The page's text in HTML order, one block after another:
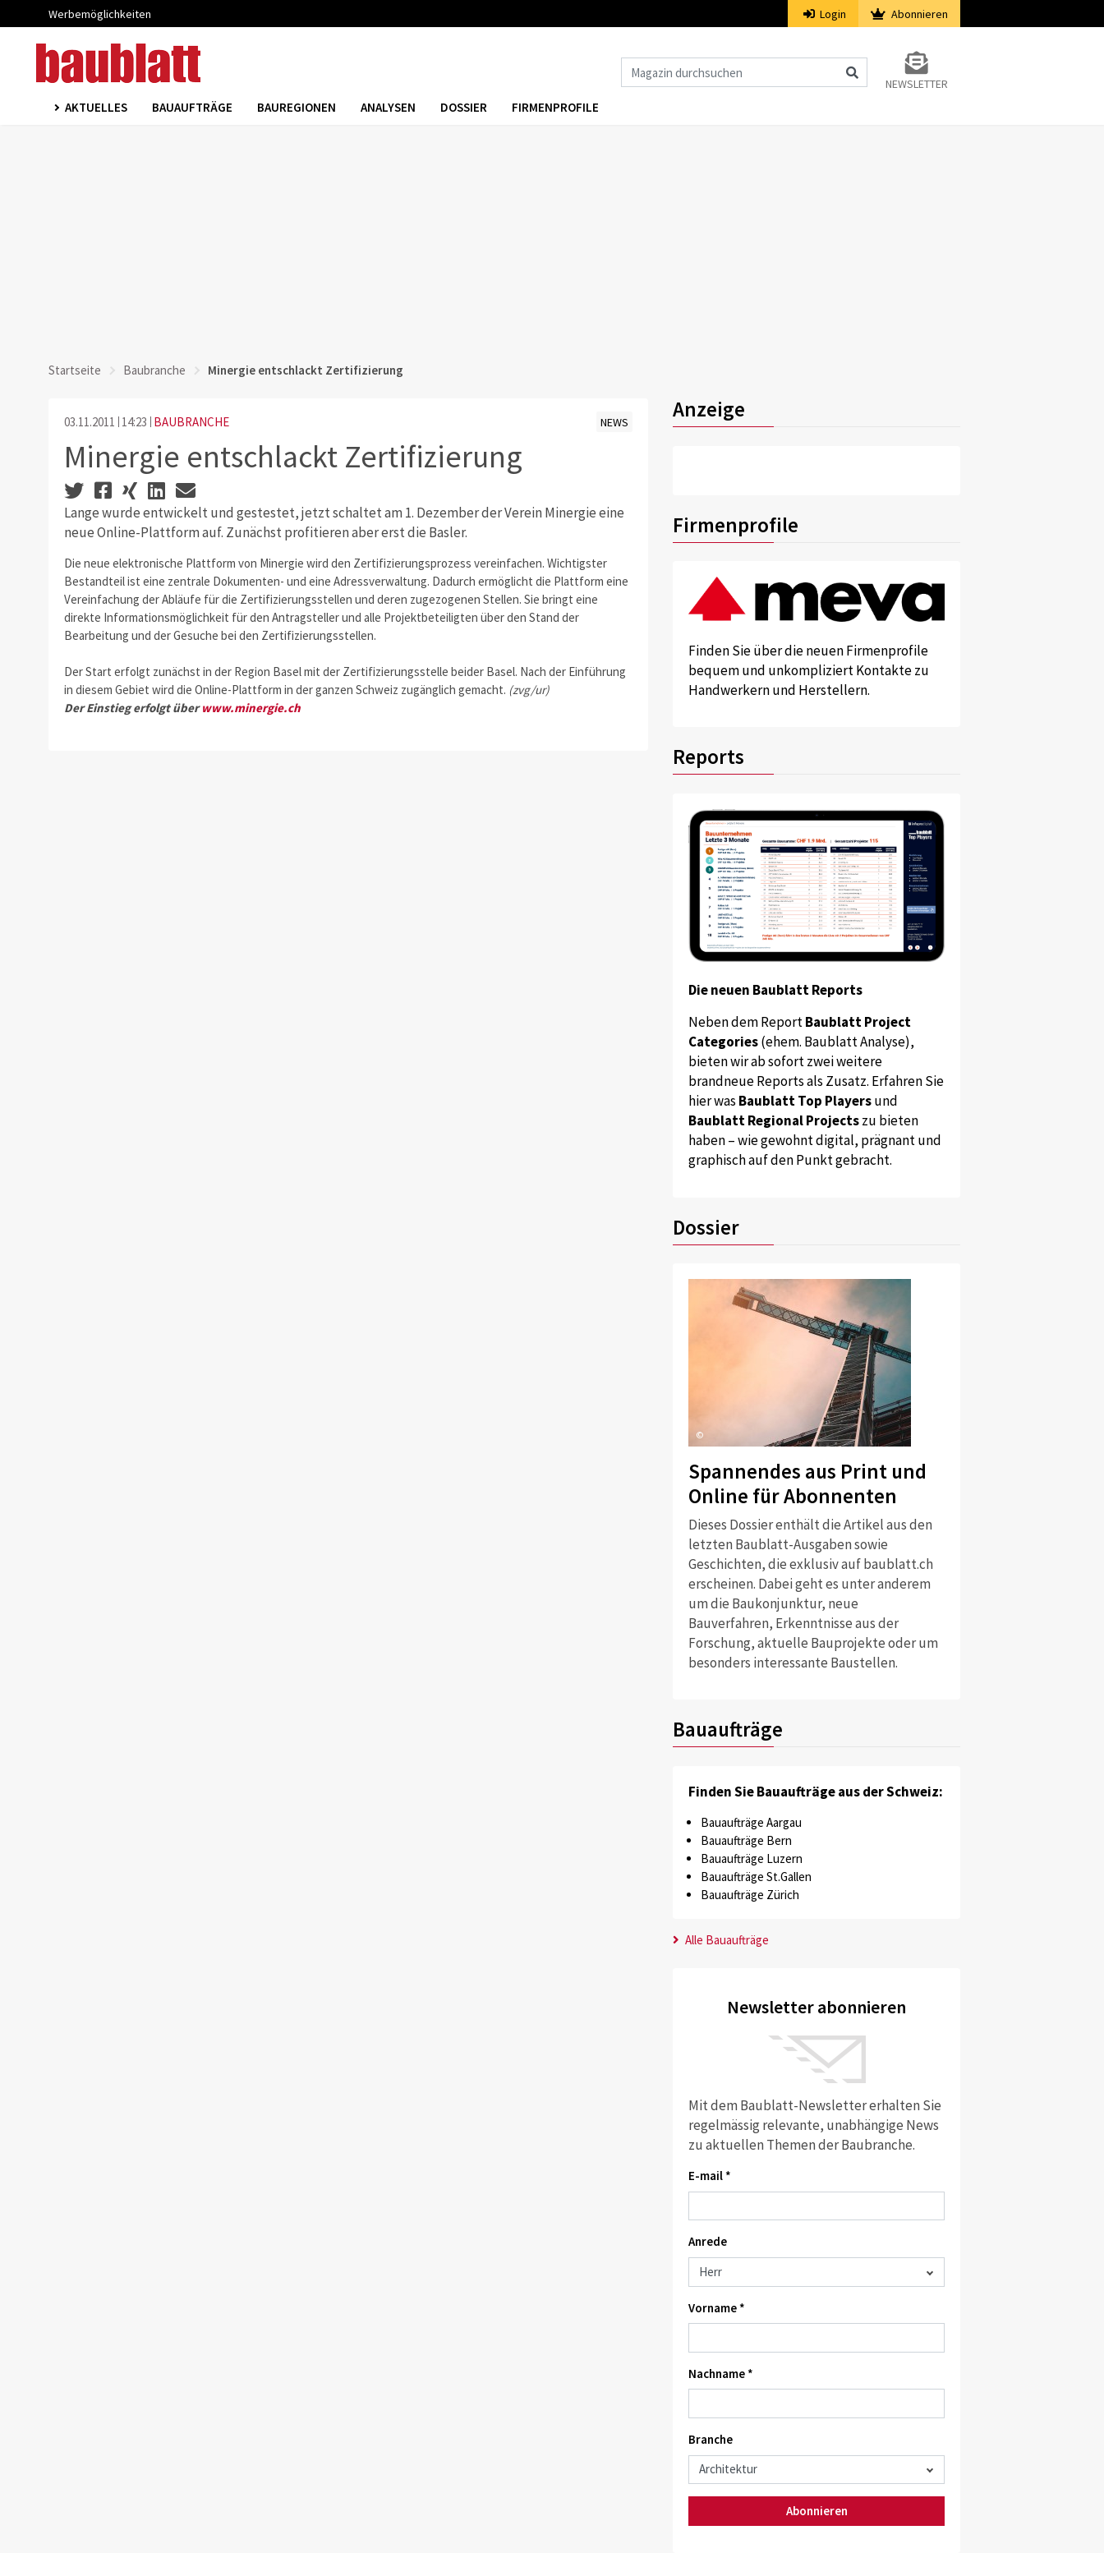
Werbemöglichkeiten Login Abonnieren
NEWSLETTER
AKTUELLES BAUAUFTRÄGE BAUREGIONEN ANALYSEN DOSSIER FIRMENPROFILE
Startseite Baubranche Minergie entschlackt Zertifizierung
03.11.2011 14:23 BAUBRANCHE NEWS
Minergie entschlackt Zertifizierung
Lange wurde entwickelt und gestestet, jetzt schaltet am 1. Dezember der Verein Minergie eine
neue Online-Plattform auf. Zunächst profitieren aber erst die Basler.
Die neue elektronische Plattform von Minergie wird den Zertifizierungsprozess vereinfachen. Wichtigster
Bestandteil ist eine zentrale Dokumenten- und eine Adressverwaltung. Dadurch ermöglicht die Plattform eine
Vereinfachung der Abläufe für die Zertifizierungsstellen und deren zugezogenen Stellen. Sie bringt eine
direkte Informationsmöglichkeit für den Antragsteller und alle Projektbeteiligten über den Stand der
Bearbeitung und der Gesuche bei den Zertifizierungsstellen.
Der Start erfolgt zunächst in der Region Basel mit der Zertifizierungsstelle beider Basel. Nach der Einführung
in diesem Gebiet wird die Online-Plattform in der ganzen Schweiz zugänglich gemacht. (zvg/ur)
Der Einstieg erfolgt überwww.minergie.ch
Anzeige
Firmenprofile
Finden Sie über die neuen Firmenprofile
bequem und unkompliziert Kontakte zu
Handwerkern und Herstellern.
Reports
Die neuen Baublatt Reports
Neben dem ReportBaublatt Project
Categories(ehem. Baublatt Analyse),
bieten wir ab sofort zwei weitere
brandneue Reports als Zusatz. Erfahren Sie
hier was Baublatt Top Playersund
Baublatt Regional Projectszu bieten
haben – wie gewohnt digital, prägnant und
graphisch auf den Punkt gebracht.
Dossier
©
Spannendes aus Print und
Online für Abonnenten
Dieses Dossier enthält die Artikel aus den
letzten Baublatt-Ausgaben sowie
Geschichten, die exklusiv auf baublatt.ch
erscheinen. Dabei geht es unter anderem
um die Baukonjunktur, neue
Bauverfahren, Erkenntnisse aus der
Forschung, aktuelle Bauprojekte oder um
besonders interessante Baustellen.
Bauaufträge
Finden Sie Bauaufträge aus der Schweiz:
Bauaufträge Aargau
Bauaufträge Bern
Bauaufträge Luzern
Bauaufträge St.Gallen
Bauaufträge Zürich
Alle Bauaufträge
Newsletter abonnieren
Mit dem Baublatt-Newsletter erhalten Sie
regelmässig relevante, unabhängige News
zu aktuellen Themen der Baubranche.
E-mail *
Anrede
Vorname *
Nachname *
Branche
Abonnieren